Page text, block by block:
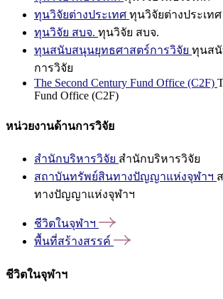
ทุนวิจัยต่างประเทศ ทุนวิจัยต่างประเทศ
ทุนวิจัย สบจ. ทุนวิจัย สบจ.
ทุนสนับสนุนยุทธศาสตร์การวิจัย ทุนสนั
การวิจัย
The Second Century Fund Office (C2F)
Fund Office (C2F)
หน่วยงานด้านการวิจัย
สำนักบริหารวิจัย สำนักบริหารวิจัย
สถาบันทรัพย์สินทางปัญญาแห่งจุฬาฯ
ทางปัญญาแห่งจุฬาฯ
ชีวิตในจุฬาฯ
พื้นที่สร้างสรรค์
ชีวิตในจุฬาฯ